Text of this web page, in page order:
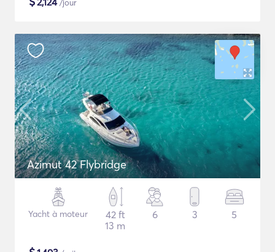
/jour
Azimut 42 Flybridge
Yacht à moteur
42 ft
13 m
6 3 5